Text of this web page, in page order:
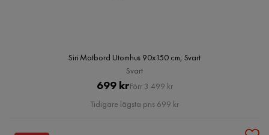
Siri Matbord Utomhus 90x150 cm, Svart
Svart
Pris
699 kr Original
Pris
Förr 3 499 kr
Tidigare lägsta pris 699 kr